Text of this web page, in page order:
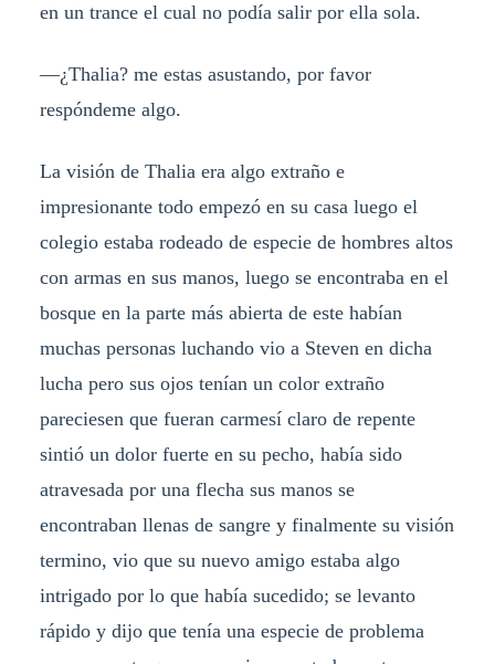
en un trance el cual no podía salir por ella sola.
—¿Thalia? me estas asustando, por favor
respóndeme algo.
La visión de Thalia era algo extraño e
impresionante todo empezó en su casa luego el
colegio estaba rodeado de especie de hombres altos
con armas en sus manos, luego se encontraba en el
bosque en la parte más abierta de este habían
muchas personas luchando vio a Steven en dicha
lucha pero sus ojos tenían un color extraño
pareciesen que fueran carmesí claro de repente
sintió un dolor fuerte en su pecho, había sido
atravesada por una flecha sus manos se
encontraban llenas de sangre y finalmente su visión
termino, vio que su nuevo amigo estaba algo
intrigado por lo que había sucedido; se levanto
rápido y dijo que tenía una especie de problema